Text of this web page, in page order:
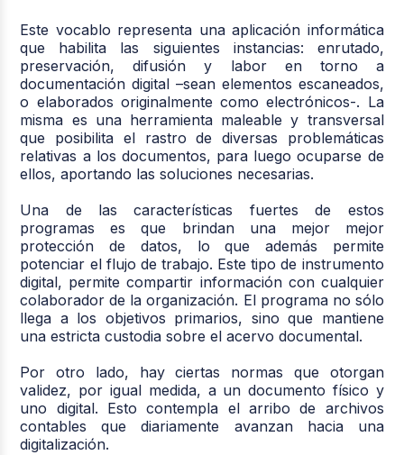
Este vocablo representa una aplicación informática
que habilita las siguientes instancias: enrutado,
preservación, difusión y labor en torno a
documentación digital –sean elementos escaneados,
o elaborados originalmente como electrónicos-. La
misma es una herramienta maleable y transversal
que posibilita el rastro de diversas problemáticas
relativas a los documentos, para luego ocuparse de
ellos, aportando las soluciones necesarias.
Una de las características fuertes de estos
programas es que brindan una mejor mejor
protección de datos, lo que además permite
potenciar el flujo de trabajo. Este tipo de instrumento
digital, permite compartir información con cualquier
colaborador de la organización. El programa no sólo
llega a los objetivos primarios, sino que mantiene
una estricta custodia sobre el acervo documental.
Por otro lado, hay ciertas normas que otorgan
validez, por igual medida, a un documento físico y
uno digital. Esto contempla el arribo de archivos
contables que diariamente avanzan hacia una
digitalización.